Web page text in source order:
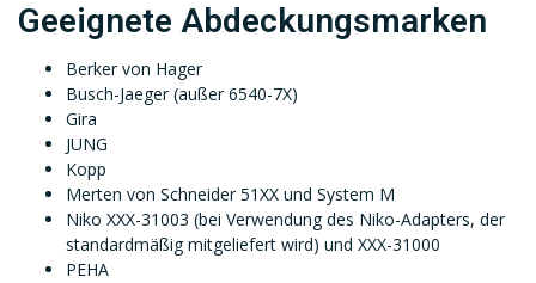
Geeignete Abdeckungsmarken
Berker von Hager
Busch-Jaeger (außer 6540-7X)
Gira
JUNG
Kopp
Merten von Schneider 51XX und System M
Niko XXX-31003 (bei Verwendung des Niko-Adapters, der
standardmäßig mitgeliefert wird) und XXX-31000
PEHA